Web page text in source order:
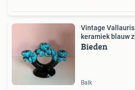
Vintage
keramiek blauw
Bieden
Balk